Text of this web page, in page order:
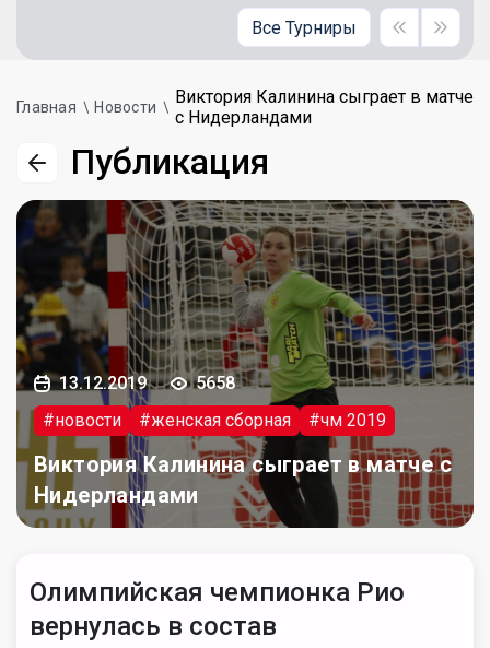
Все Турниры
Главная Новости
Виктория Калинина сыграет в матче
с Нидерландами
Публикация
13.12.2019
5658
#новости
#женская сборная #чм 2019
Виктория Калинина сыграет в матче с
Нидерландами
Олимпийская чемпионка Рио
вернулась в состав